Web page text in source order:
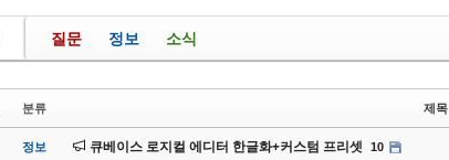
질문 정보 소식
분류 제목
정보 큐베이스 로지컬 에디터 한글화+커스텀 프리셋 10